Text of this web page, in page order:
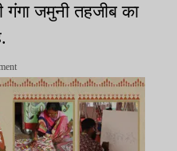
जमुनी तहजीब का